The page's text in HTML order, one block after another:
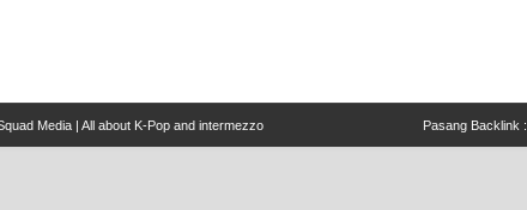
Media | All about K-Pop and intermezzo Pasang Backlink :